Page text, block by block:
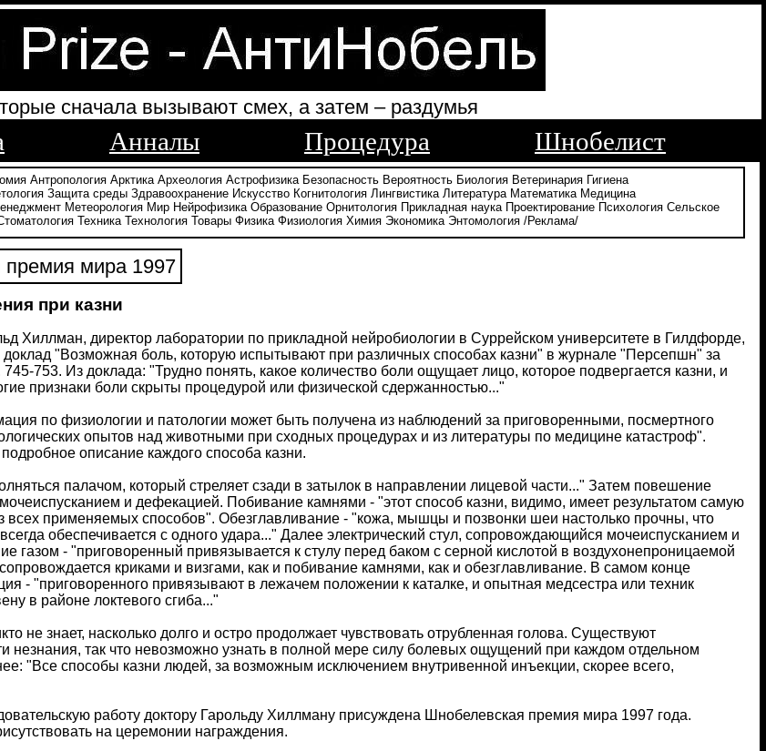
сначала вызывают смех, а затем – раздумья
Анналы Процедура Шнобелист
Антропология Арктика Археология Астрофизика Безопасность Вероятность Биология Ветеринария Гигиена
Защита среды Здравоохранение Искусство Когнитология Лингвистика Литература Математика Медицина
Метеорология Мир Нейрофизика Образование Орнитология Прикладная наука Проектирование Психология Сельское
Техника Технология Товары Физика Физиология Химия Экономика Энтомология /Реклама/
мира 1997
при казни
Хиллман, директор лаборатории по прикладной нейробиологии в Суррейском университете в Гилдфорде,
доклад "Возможная боль, которую испытывают при различных способах казни" в журнале "Персепшн" за
745-753. Из доклада: "Трудно понять, какое количество боли ощущает лицо, которое подвергается казни, и
признаки боли скрыты процедурой или физической сдержанностью..."
по физиологии и патологии может быть получена из наблюдений за приговоренными, посмертного
опытов над животными при сходных процедурах и из литературы по медицине катастроф".
описание каждого способа казни.
палачом, который стреляет сзади в затылок в направлении лицевой части..." Затем повешение
и дефекацией. Побивание камнями - "этот способ казни, видимо, имеет результатом самую
всех применяемых способов". Обезглавливание - "кожа, мышцы и позвонки шеи настолько прочны, что
обеспечивается с одного удара..." Далее электрический стул, сопровождающийся мочеиспусканием и
газом - "приговоренный привязывается к стулу перед баком с серной кислотой в воздухонепроницаемой
криками и визгами, как и побивание камнями, как и обезглавливание. В самом конце
- "приговоренного привязывают в лежачем положении к каталке, и опытная медсестра или техник
в районе локтевого сгиба..."
не знает, насколько долго и остро продолжает чувствовать отрубленная голова. Существуют
незнания, так что невозможно узнать в полной мере силу болевых ощущений при каждом отдельном
"Все способы казни людей, за возможным исключением внутривенной инъекции, скорее всего,
работу доктору Гарольду Хиллману присуждена Шнобелевская премия мира 1997 года.
на церемонии награждения.